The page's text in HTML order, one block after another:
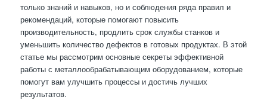
только знаний и навыков, но и соблюдения ряда правил и
рекомендаций, которые помогают повысить
производительность, продлить срок службы станков и
уменьшить количество дефектов в готовых продуктах. В этой
статье мы рассмотрим основные секреты эффективной
работы с металлообрабатывающим оборудованием, которые
помогут вам улучшить процессы и достичь лучших
результатов.